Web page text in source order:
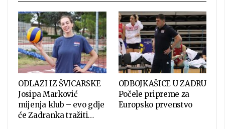
ODLAZI IZ ŠVICARSKE
Josipa Marković
mijenja klub – evo gdje
će Zadranka tražiti…
ODBOJKAŠICE U ZADRU
Počele pripreme za
Europsko prvenstvo